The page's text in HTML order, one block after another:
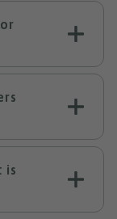
is